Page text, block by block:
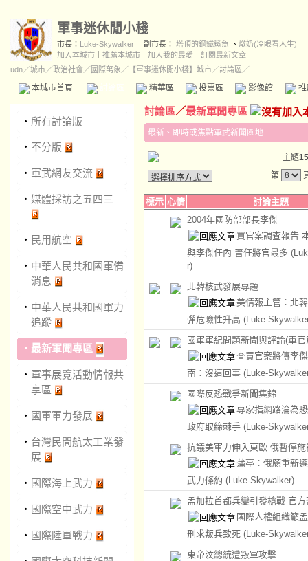
軍事迷休閒小棧
市長： Luke-Skywalker 副市長： 塔頂的鋼鐵鯊魚 、 燉奶(冷眼看人生)
加入本城市
推薦本城市 加入我的最愛
訂閱最新文章
udn／城市／政治社會 ／國際萬象 ／ 【軍事迷休閒小棧】城市／討論區／
本城市首頁 精華區 投票區 影像館
‧ 所有討論版
‧ 不分版
‧ 軍武網友交流
‧ 媒體採訪之五四三
‧ 民用航空
‧ 中華人民共和國軍備
消息
‧ 中華人民共和國軍力
追蹤
‧ 最新軍聞專區
‧ 軍事展覽活動情報共
享區
‧ 國軍軍力發展
‧ 台灣民間航太工業發
展
‧ 國際海上武力
‧ 國際空中武力
‧ 國際陸軍戰力
討論區／最新軍聞專區
最新、即時或焦點軍武新聞園地
主題
第
標示 心情
討論主題
2004年國防部部長李傑
買官案調查報告
與李傑任內 晉任將官最多
r)
北韓核武發展專題
美情報主管：北
彈危險性升高 (Luke-
國軍軍紀問題新聞與評論(軍官
查買官案將傳李
南：沒這回事 (Luke-
國際反恐戰爭新聞集錦
專家指網路淪為
政府取締棘手 (Luke-
抗議美軍力伸入東歐 俄暫停
蒲亭：俄願重新
武力條約 (Luke-Skywalker)
孟加拉首都兵變引發槍戰 官
國際人權組織籲
刑求叛兵致死 (Luke-
東帝汶總統遭叛軍攻擊